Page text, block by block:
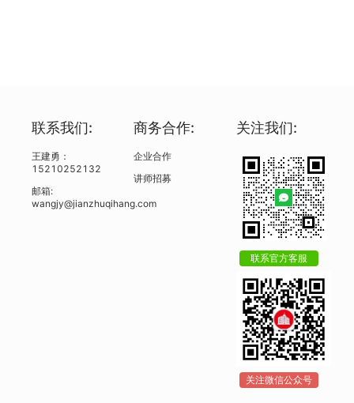
联系我们:
王建勇：
15210252132
邮箱:
wangjy@jianzhuqihang.com
商务合作:
企业合作
讲师招募
关注我们:
联系官方客服
关注微信公众号